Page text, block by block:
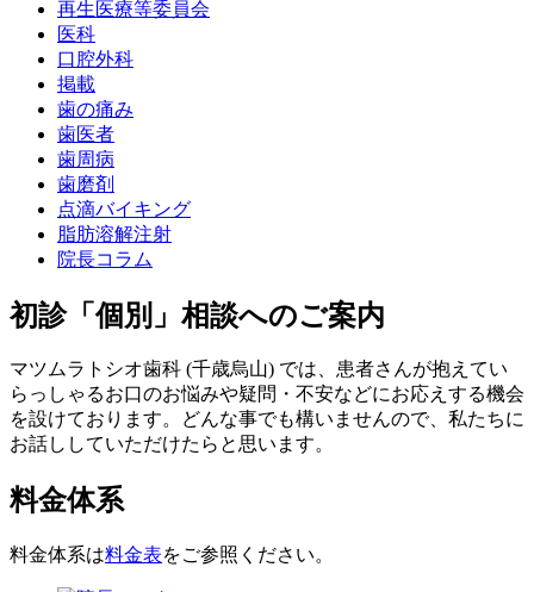
再生医療等委員会
医科
口腔外科
掲載
歯の痛み
歯医者
歯周病
歯磨剤
点滴バイキング
脂肪溶解注射
院長コラム
初診「個別」相談へのご案内
マツムラトシオ歯科 (千歳烏山) では、患者さんが抱えてい
らっしゃるお口のお悩みや疑問・不安などにお応えする機会
を設けております。どんな事でも構いませんので、私たちに
お話ししていただけたらと思います。
料金体系
料金体系は料金表をご参照ください。